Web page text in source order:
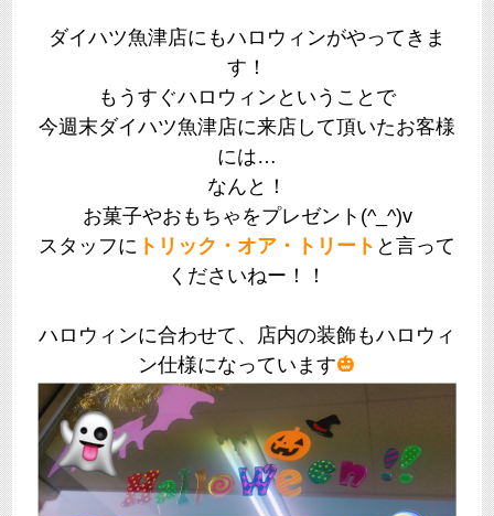
ダイハツ魚津店にもハロウィンがやってきま
す！
もうすぐハロウィンということで
今週末ダイハツ魚津店に来店して頂いたお客様
には…
なんと！
お菓子やおもちゃをプレゼント(^_^)v
スタッフに トリック・オア・トリート と言って
くださいねー！！
ハロウィンに合わせて、店内の装飾もハロウィ
ン仕様になっています🎃